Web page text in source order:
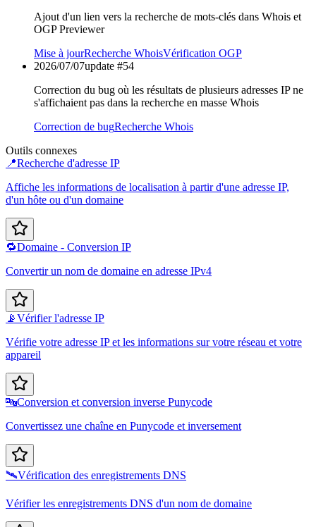
Ajout d'un lien vers la recherche de mots-clés dans Whois et
OGP Previewer
Mise à jourRecherche WhoisVérification OGP
2026/07/07update #54
Correction du bug où les résultats de plusieurs adresses IP ne
s'affichaient pas dans la recherche en masse Whois
Correction de bugRecherche Whois
Outils connexes
📍Recherche d'adresse IP
Affiche les informations de localisation à partir d'une adresse IP,
d'un hôte ou d'un domaine
🔁Domaine - Conversion IP
Convertir un nom de domaine en adresse IPv4
📡Vérifier l'adresse IP
Vérifie votre adresse IP et les informations sur votre réseau et votre
appareil
🔤Conversion et conversion inverse Punycode
Convertissez une chaîne en Punycode et inversement
🛰️Vérification des enregistrements DNS
Vérifier les enregistrements DNS d'un nom de domaine